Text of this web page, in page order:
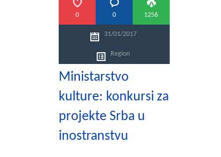
0 0 1256
31/01/2017
Region
Ministarstvo
kulture: konkursi za
projekte Srba u
inostranstvu